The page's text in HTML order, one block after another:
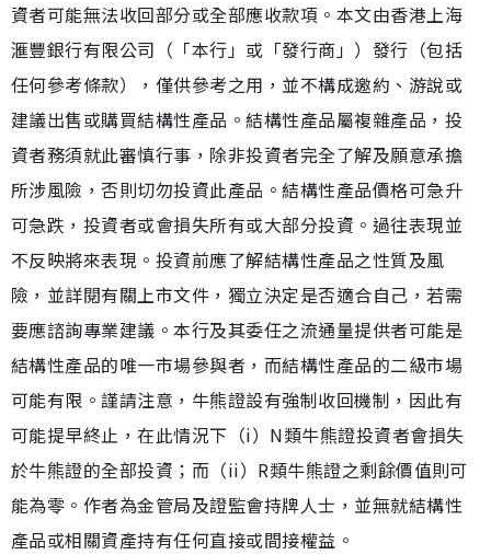
資者可能無法收回部分或全部應收款項。本文由香港上海
滙豐銀行有限公司（「本行」或「發行商」）發行（包括
任何參考條款），僅供參考之用，並不構成邀約、游說或
建議出售或購買結構性產品。結構性產品屬複雜產品，投
資者務須就此審慎行事，除非投資者完全了解及願意承擔
所涉風險，否則切勿投資此產品。結構性產品價格可急升
可急跌，投資者或會損失所有或大部分投資。過往表現並
不反映將來表現。投資前應了解結構性產品之性質及風
險，並詳閱有關上市文件，獨立決定是否適合自己，若需
要應諮詢專業建議。本行及其委任之流通量提供者可能是
結構性產品的唯一市場參與者，而結構性產品的二級市場
可能有限。謹請注意，牛熊證設有強制收回機制，因此有
可能提早終止，在此情況下（i）N類牛熊證投資者會損失
於牛熊證的全部投資；而（ii）R類牛熊證之剩餘價值則可
能為零。作者為金管局及證監會持牌人士，並無就結構性
產品或相關資產持有任何直接或間接權益。